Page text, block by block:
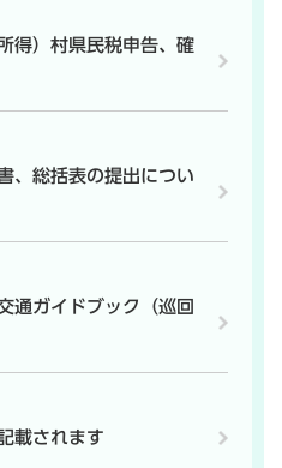
得）村県民税申告、確
、総括表の提出につい
通ガイドブック（巡回
載されます